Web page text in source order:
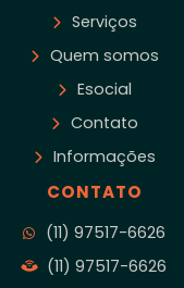
Serviços
Quem somos
Esocial
Contato
Informações
CONTATO
(11) 97517-6626
(11) 97517-6626